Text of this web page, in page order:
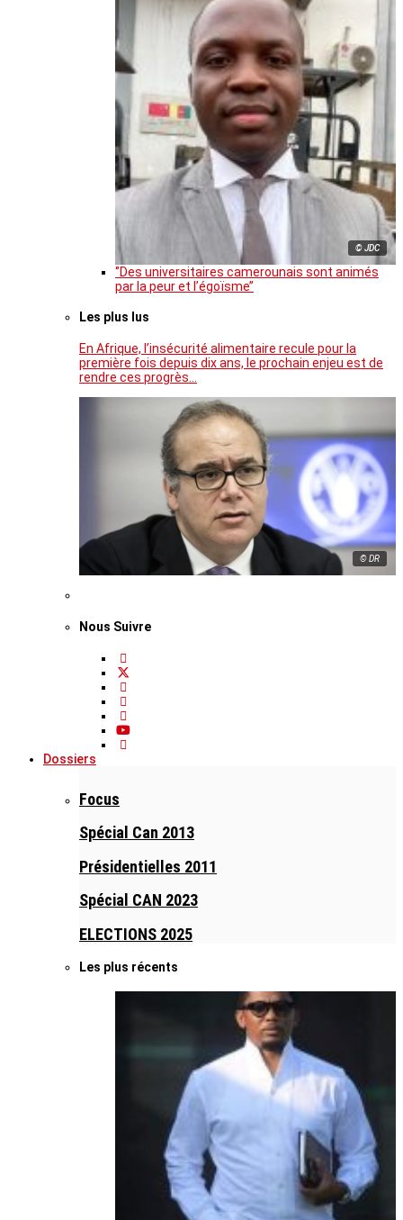
© JDC
‘’Des universitaires camerounais sont animés
par la peur et l’égoïsme’’
Les plus lus
En Afrique, l’insécurité alimentaire recule pour la
première fois depuis dix ans, le prochain enjeu est de
rendre ces progrès…
© DR
Nous Suivre
Dossiers
Focus
Spécial Can 2013
Présidentielles 2011
Spécial CAN 2023
ELECTIONS 2025
Les plus récents